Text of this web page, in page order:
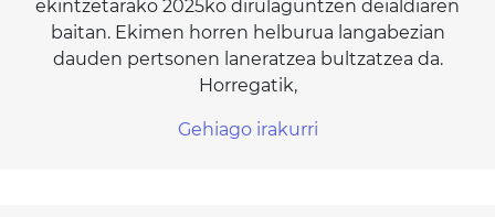
ekintzetarako 2025ko dirulaguntzen deialdiaren
baitan. Ekimen horren helburua langabezian
dauden pertsonen laneratzea bultzatzea da.
Horregatik,
Gehiago irakurri